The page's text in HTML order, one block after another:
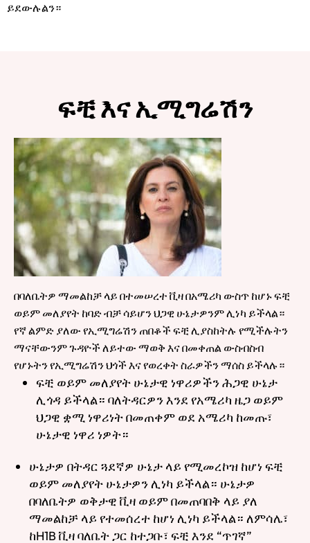
ይደውሉልን።
ፍቺ እና ኢሚግሬሽን
በባለቤትዎ ማመልከቻ ላይ በተመሠረተ ቪዛ በአሜሪካ ውስጥ ከሆኑ ፍቺ
ወይም መለያየት ከባድ ብቻ ሳይሆን ህጋዊ ሁኔታዎንም ሊነካ ይችላል።
የኛ ልምድ ያለው የኢሚግሬሽን ጠበቆች ፍቺ ሊያስከትሉ የሚችሉትን
ማናቸውንም ጉዳዮች ለይተው ማወቅ እና በመቀጠል ውስብስብ
የሆኑትን የኢሚግሬሽን ህጎች እና የወረቀት ስራዎችን ማሰስ ይችላሉ።
ፍቺ ወይም መለያየት ሁኔታዊ ነዋሪዎችን ሕጋዊ ሁኔታ
ሊጎዳ ይችላል። ባለትዳርዎን እንደ የአሜሪካ ዜጋ ወይም
ህጋዊ ቋሚ ነዋሪነት በመጠቀም ወደ አሜሪካ ከመጡ፣
ሁኔታዊ ነዋሪ ነዎት።
ሁኔታዎ በትዳር ጓደኛዎ ሁኔታ ላይ የሚመረኮዝ ከሆነ ፍቺ
ወይም መለያየት ሁኔታዎን ሊነካ ይችላል። ሁኔታዎ
በባለቤትዎ ወቅታዊ ቪዛ ወይም በመጠባበቅ ላይ ያለ
ማመልከቻ ላይ የተመሰረተ ከሆነ ሊነካ ይችላል። ለምሳሌ፣
ከH1B ቪዛ ባለቤት ጋር ከተጋቡ፣ ፍቺ እንደ “ጥገኛ”